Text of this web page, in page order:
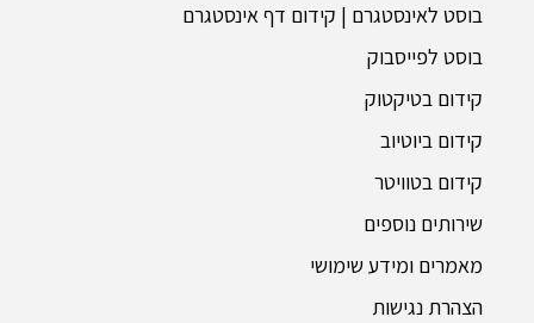
בוסט לאינסטגרם | קידום דף אינסטגרם
בוסט לפייסבוק
קידום בטיקטוק
קידום ביוטיוב
קידום בטוויטר
שירותים נוספים
מאמרים ומידע שימושי
הצהרת נגישות